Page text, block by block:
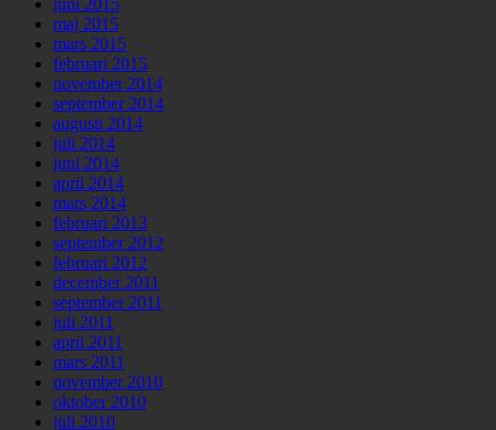
juni 2015
maj 2015
mars 2015
februari 2015
november 2014
september 2014
augusti 2014
juli 2014
juni 2014
april 2014
mars 2014
februari 2013
september 2012
februari 2012
december 2011
september 2011
juli 2011
april 2011
mars 2011
november 2010
oktober 2010
juli 2010